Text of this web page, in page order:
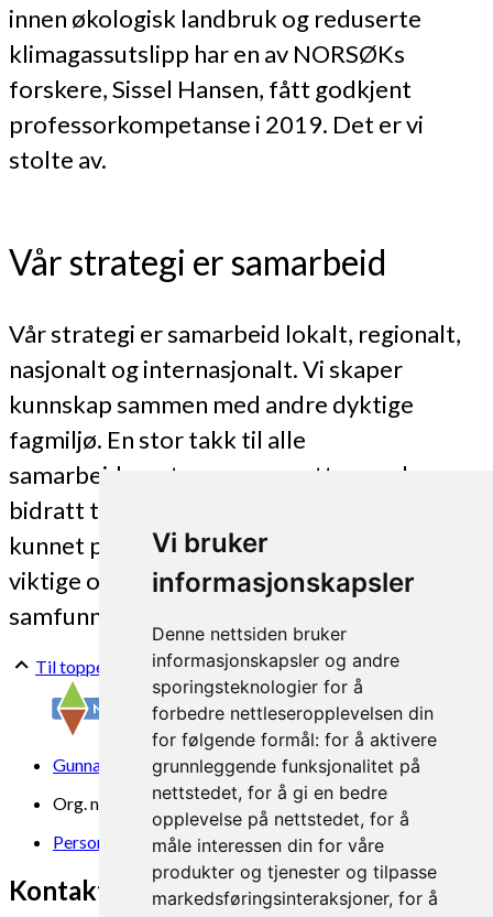
Vi bruker
informasjonskapsler
Denne nettsiden bruker
informasjonskapsler og andre
sporingsteknologier for å
forbedre nettleseropplevelsen din
for følgende formål: for å aktivere
grunnleggende funksjonalitet på
nettstedet, for å gi en bedre
opplevelse på nettstedet, for å
måle interessen din for våre
produkter og tjenester og tilpasse
markedsføringsinteraksjoner, for å
innen økologisk landbruk og reduserte
klimagassutslipp har en av NORSØKs
forskere, Sissel Hansen, fått godkjent
professorkompetanse i 2019. Det er vi
stolte av.
Vår strategi er samarbeid
Vår strategi er samarbeid lokalt, regionalt,
nasjonalt og internasjonalt. Vi skaper
kunnskap sammen med andre dyktige
fagmiljø. En stor takk til alle
samarbeidspartnere og ansatte som har
bidratt til at NORSØK også i 2019 har
kunnet produsere og formidle kunnskap på
viktige områder for landbruk, miljø og
samfunn.
Til toppen
Gunnars veg 6, 6630 Tingvoll
Org. nr. 969 840 383
Personvern
Kontakt oss